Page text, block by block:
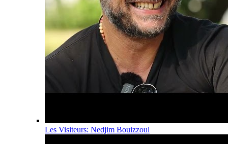
Les Visiteurs: Nedjim Bouizzoul